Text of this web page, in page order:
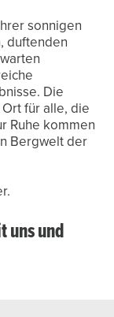
sonnigen
duftenden
Die
für alle, die
Ruhe kommen
Bergwelt der
uns und